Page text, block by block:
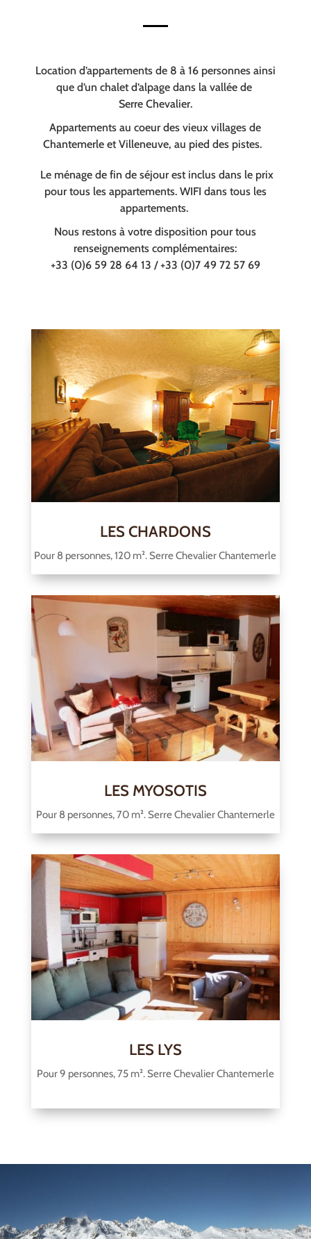
Location d’appartements de 8 à 16 personnes ainsi
que d’un chalet d’alpage dans la vallée de
Serre Chevalier.
Appartements au coeur des vieux villages de
Chantemerle et Villeneuve, au pied des pistes.
Le ménage de fin de séjour est inclus dans le prix
pour tous les appartements. WIFI dans tous les
appartements.
Nous restons à votre disposition pour tous
renseignements complémentaires:
+33 (0)6 59 28 64 13 / +33 (0)7 49 72 57 69
LES CHARDONS
Pour 8 personnes, 120 m². Serre Chevalier Chantemerle
LES MYOSOTIS
Pour 8 personnes, 70 m². Serre Chevalier Chantemerle
LES LYS
Pour 9 personnes, 75 m². Serre Chevalier Chantemerle